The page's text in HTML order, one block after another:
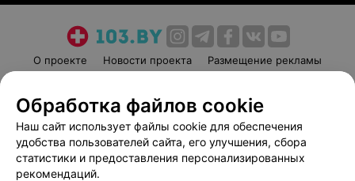
О проекте Новости проекта
Размещение рекламы
Пользовательское соглашение
Способы оплаты
Вакансии
Партнеры
Написать руководителю 103.by
Обработка файлов cookie
Наш сайт использует файлы cookie для обеспечения
удобства пользователей сайта, его улучшения, сбора
статистики и предоставления персонализированных
рекомендаций.